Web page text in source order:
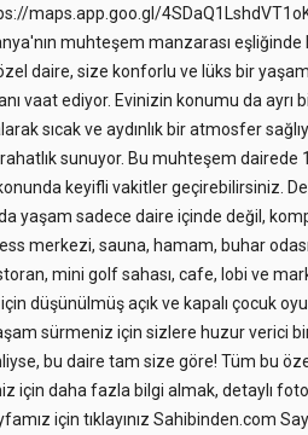
maps.app.goo.gl/
muhteşem manzarası
daire, size konforlu ve lüks bir
vaat ediyor. Evinizin konumu da ayrı
sıcak ve aydınlık bir atmosfer
sunuyor. Bu muhteşem dairede
keyifli vakitler geçirebilirsiniz.
yaşam sadece daire içinde değil,
merkezi, sauna, hamam, buhar
mini golf sahası, cafe, lobi ve
düşünülmüş açık ve kapalı çocuk
sürmeniz için sizlere huzur verici
bu daire tam size göre! Tüm bu
için daha fazla bilgi almak, detaylı
için tıklayınız Sahibinden.com